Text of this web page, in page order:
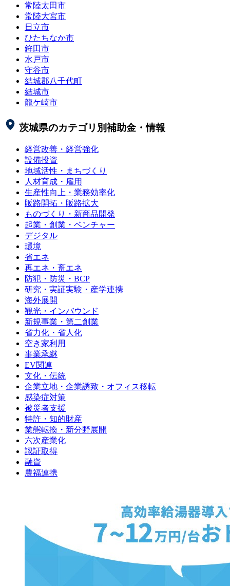
常陸太田市
常陸大宮市
日立市
ひたちなか市
鉾田市
水戸市
守谷市
結城郡八千代町
結城市
龍ケ崎市
茨城県のカテゴリ別補助金・情報
経営改善・経営強化
設備投資
地域活性・まちづくり
人材育成・雇用
生産性向上・業務効率化
販路開拓・販路拡大
ものづくり・新商品開発
起業・創業・ベンチャー
デジタル
環境
省エネ
再エネ・畜エネ
防犯・防災・BCP
研究・実証実験・産学連携
海外展開
観光・インバウンド
新規事業・第二創業
省力化・省人化
空き家利用
事業承継
EV関連
文化・伝統
企業立地・企業誘致・オフィス移転
感染症対策
被災者支援
特許・知的財産
業態転換・新分野展開
六次産業化
認証取得
融資
農福連携